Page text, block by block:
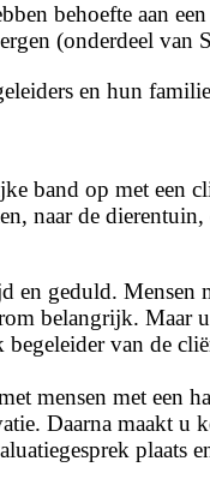
behoefte aan
(onderdeel
en hun
band op met een
naar de
en geduld.
belangrijk. Maar
van de
mensen met een
Daarna maakt
plaats